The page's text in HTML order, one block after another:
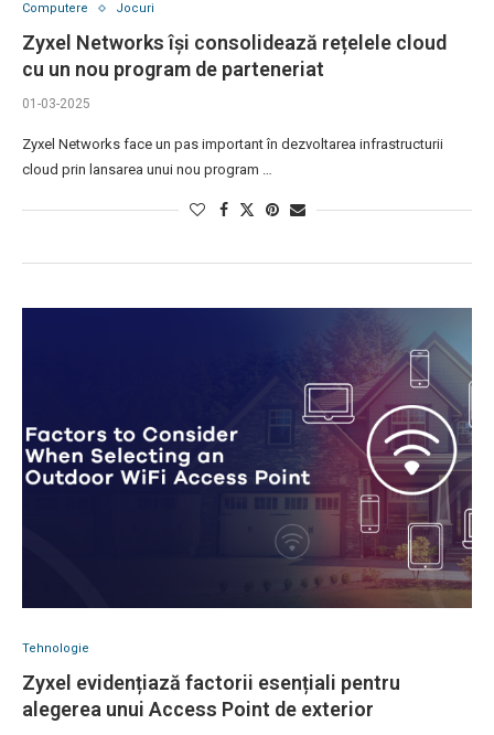
Computere Jocuri
Zyxel Networks își consolidează rețelele cloud
cu un nou program de parteneriat
01-03-2025
Zyxel Networks face un pas important în dezvoltarea infrastructurii
cloud prin lansarea unui nou program …
Tehnologie
Zyxel evidențiază factorii esențiali pentru
alegerea unui Access Point de exterior